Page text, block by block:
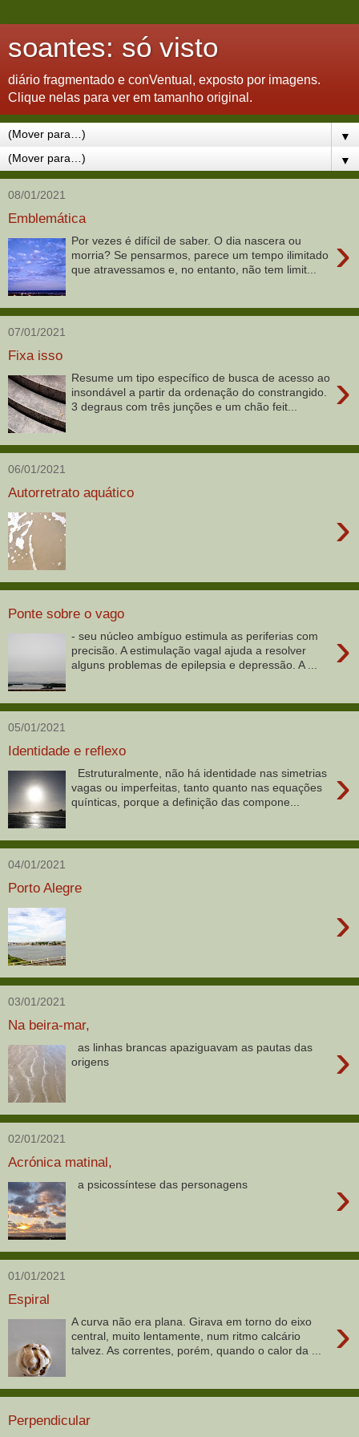
soantes: só visto
diário fragmentado e conVentual, exposto por imagens.
Clique nelas para ver em tamanho original.
▼
▼
08/01/2021
Emblemática
›
Por vezes é difícil de saber. O dia nascera ou
morria? Se pensarmos, parece um tempo ilimitado
que atravessamos e, no entanto, não tem limit...
07/01/2021
Fixa isso
›
Resume um tipo específico de busca de acesso ao
insondável a partir da ordenação do constrangido.
3 degraus com três junções e um chão feit...
06/01/2021
Autorretrato aquático
›
Ponte sobre o vago
›
- seu núcleo ambíguo estimula as periferias com
precisão. A estimulação vagal ajuda a resolver
alguns problemas de epilepsia e depressão. A ...
05/01/2021
Identidade e reflexo
›
Estruturalmente, não há identidade nas simetrias
vagas ou imperfeitas, tanto quanto nas equações
quínticas, porque a definição das compone...
04/01/2021
Porto Alegre
›
03/01/2021
Na beira-mar,
›
as linhas brancas apaziguavam as pautas das
origens
02/01/2021
Acrónica matinal,
›
a psicossíntese das personagens
01/01/2021
Espiral
›
A curva não era plana. Girava em torno do eixo
central, muito lentamente, num ritmo calcário
talvez. As correntes, porém, quando o calor da ...
Perpendicular